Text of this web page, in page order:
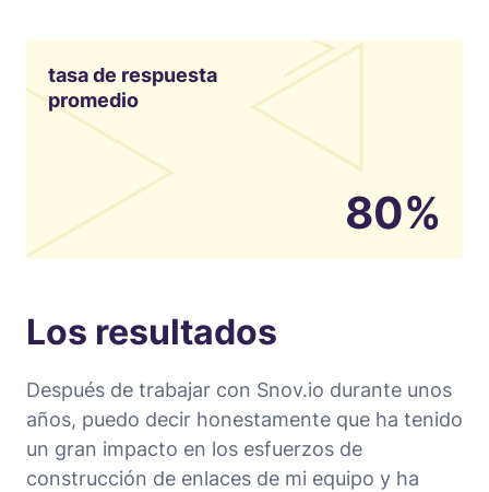
tasa de respuesta
promedio
80%
Los resultados
Después de trabajar con Snov.io durante unos
años, puedo decir honestamente que ha tenido
un gran impacto en los esfuerzos de
construcción de enlaces de mi equipo y ha